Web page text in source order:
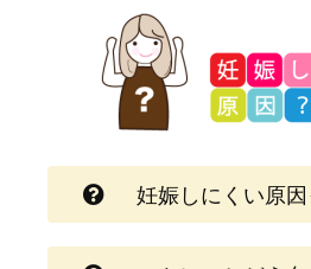
妊娠しにくい原因